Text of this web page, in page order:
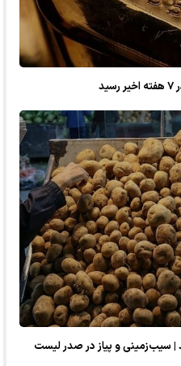
سیب‌زمینی و پیاز در صدر لیست